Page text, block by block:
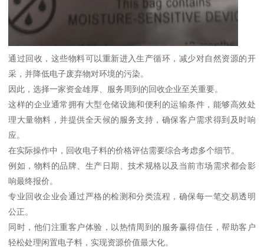
通过回收，这些物料可以重新进入生产循环，减少对自然资源的开
采，并降低电子废弃物对环境的污染。
因此，选择一家资金雄厚、服务周到的回收企业至关重要。
这样的企业通常拥有大型仓储设施和便利的运输条件，能够高效处
理大量物料，并提供全天候的服务支持，确保客户需求得到及时响
应。
在实际操作中，回收电子料的价格评估需要综合考虑多个细节。
例如，物料的品牌、生产日期、技术规格以及当前市场需求都会影
响最终报价。
专业回收企业会通过严格的检测和分类流程，确保每一笔交易透明
公正。
同时，他们注重客户体验，以热情周到的服务赢得信任，帮助客户
轻松处理闲置电子料，实现资源价值最大化。